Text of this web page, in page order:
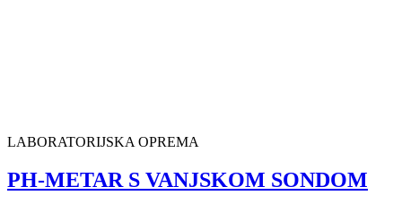
LABORATORIJSKA OPREMA
PH-METAR S VANJSKOM SONDOM